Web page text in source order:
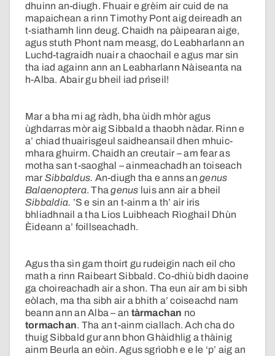
dhuinn an-diugh. Fhuair e grèim air cuid de na
mapaichean a rinn Timothy Pont aig deireadh an
t-siathamh linn deug. Chaidh na pàipearan aige,
agus stuth Phont nam measg, do Leabharlann an
Luchd-tagraidh nuair a chaochail e agus mar sin
tha iad againn ann an Leabharlann Nàiseanta na
h-Alba. Abair gu bheil iad prìseil!
Mar a bha mi ag ràdh, bha ùidh mhòr agus
ùghdarras mòr aig Sibbald a thaobh nàdar. Rinn e
a’ chiad thuairisgeul saidheansail dhen mhuic-
mhara ghuirm. Chaidh an creutair – am fear as
motha san t-saoghal – ainmeachadh an toiseach
mar Sibbaldus. An-diugh tha e anns angenus
Balaenoptera. Thagenus luis ann air a bheil
Sibbaldia. ’S e sin an t-ainm a th’ air iris
bhliadhnail a tha Lios Luibheach Rìoghail Dhùn
Èideann a’ foillseachadh.
Agus tha sin gam thoirt gu rudeigin nach eil cho
math a rinn Raibeart Sibbald. Co-dhiù bidh daoine
ga choireachadh air a shon. Tha eun air am bi sibh
eòlach, ma tha sibh air a bhith a’ coiseachd nam
beann ann an Alba – an tàrmachan no
tormachan. Tha an t-ainm ciallach. Ach cha do
thuig Sibbald gur ann bhon Ghàidhlig a thàinig
ainm Beurla an eòin. Agus sgrìobh e e le ‘p’ aig an